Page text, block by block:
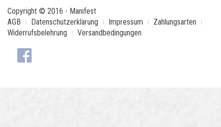
Copyright © 2016 - Manifest
AGB
Datenschutzerklärung Impressum
Zahlungsarten
Widerrufsbelehrung
Versandbedingungen